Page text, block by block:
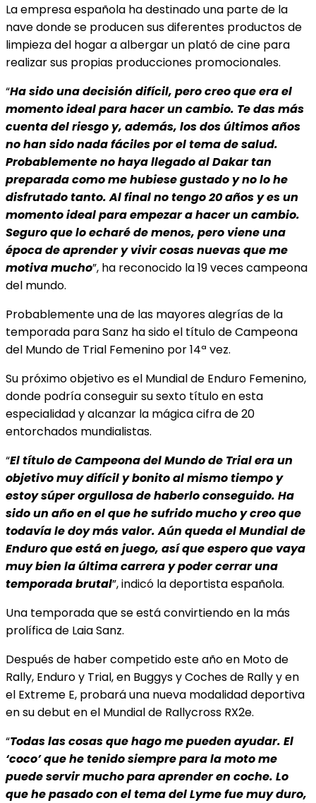
La empresa española ha destinado una parte de la
nave donde se producen sus diferentes productos de
limpieza del hogar a albergar un plató de cine para
realizar sus propias producciones promocionales.
“Ha sido una decisión difícil, pero creo que era el
momento ideal para hacer un cambio. Te das más
cuenta del riesgo y, además, los dos últimos años
no han sido nada fáciles por el tema de salud.
Probablemente no haya llegado al Dakar tan
preparada como me hubiese gustado y no lo he
disfrutado tanto. Al final no tengo 20 años y es un
momento ideal para empezar a hacer un cambio.
Seguro que lo echaré de menos, pero viene una
época de aprender y vivir cosas nuevas que me
motiva mucho”, ha reconocido la 19 veces campeona
del mundo.
Probablemente una de las mayores alegrías de la
temporada para Sanz ha sido el título de Campeona
del Mundo de Trial Femenino por 14ª vez.
Su próximo objetivo es el Mundial de Enduro Femenino,
donde podría conseguir su sexto título en esta
especialidad y alcanzar la mágica cifra de 20
entorchados mundialistas.
“El título de Campeona del Mundo de Trial era un
objetivo muy difícil y bonito al mismo tiempo y
estoy súper orgullosa de haberlo conseguido. Ha
sido un año en el que he sufrido mucho y creo que
todavía le doy más valor. Aún queda el Mundial de
Enduro que está en juego, así que espero que vaya
muy bien la última carrera y poder cerrar una
temporada brutal”, indicó la deportista española.
Una temporada que se está convirtiendo en la más
prolífica de Laia Sanz.
Después de haber competido este año en Moto de
Rally, Enduro y Trial, en Buggys y Coches de Rally y en
el Extreme E, probará una nueva modalidad deportiva
en su debut en el Mundial de Rallycross RX2e.
“Todas las cosas que hago me pueden ayudar. El
‘coco’ que he tenido siempre para la moto me
puede servir mucho para aprender en coche. Lo
que he pasado con el tema del Lyme fue muy duro,